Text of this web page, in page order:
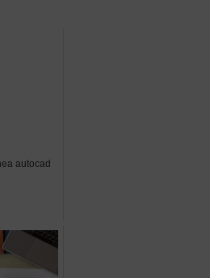
autocad